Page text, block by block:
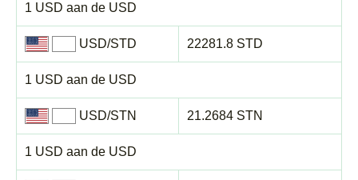
1 USD aan de USD
USD/STD
1 USD aan de USD
22281.8 STD
USD/STN
1 USD aan de USD
21.2684 STN